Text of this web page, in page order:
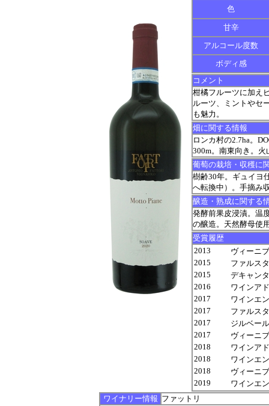
色
甘辛
アルコール度数
ボディ感
コメント
柑橘フルーツに加え
ルーツ、ミントやセ
も魅力。
畑に関する情報
ロンカ村の2.7ha。
300m。南東向き。火
葡萄の栽培・収穫に
樹齢30年。ギュイヨ
へ転換中）。手摘み
醸造・熟成に関する
発酵前果皮浸漬。温
の醸造。天然酵母使
受賞履歴
2013
ヴィーニ
2015
ファルス
2015
デキャン
2016
ワインア
2017
ワインエ
2017
ファルス
2017
ジルベー
2017
ヴィーニ
2018
ワインア
2018
ワインエ
2018
ヴィーニ
2019
ワインエ
ワイナリー情報 ファットリ